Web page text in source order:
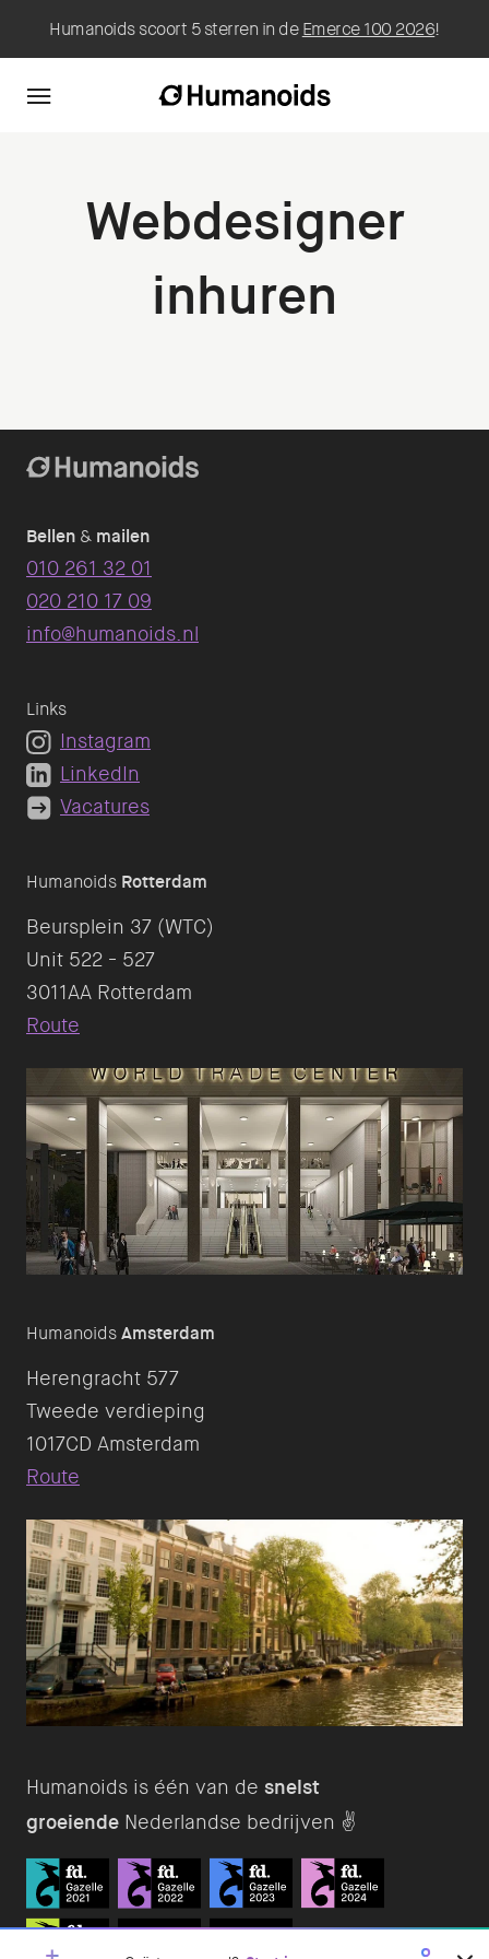
Humanoids scoort 5 sterren in deEmerce 100 2026!
Webdesigner
inhuren
Humanoids is één van de snelst
groeiende Nederlandse bedrijven ✌️
Humanoids Rotterdam
Beursplein 37 (WTC)
Unit 522 - 527
Route
HumanoidsAmsterdam
Herengracht 577
Tweede verdieping
Route
Bellen & mailen
010 261 32 01
020 210 17 09
info@humanoids.nl
Links
Instagram
LinkedIn
Vacatures